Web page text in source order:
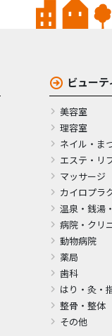
ビュー
美容室
理容室
ネイル・ま
エステ・リ
マッサージ
カイロプラ
温泉・銭湯
病院・クリ
動物病院
薬局
歯科
はり・灸・
整骨・整体
その他